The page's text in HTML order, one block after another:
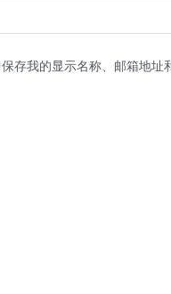
存我的显示名称、邮箱地址